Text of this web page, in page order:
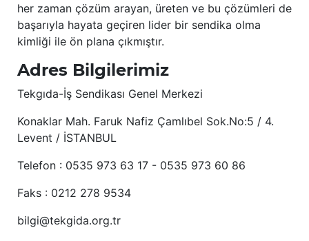
her zaman çözüm arayan, üreten ve bu çözümleri de
başarıyla hayata geçiren lider bir sendika olma
kimliği ile ön plana çıkmıştır.
Adres Bilgilerimiz
Tekgıda-İş Sendikası Genel Merkezi
Konaklar Mah. Faruk Nafiz Çamlıbel Sok.No:5 / 4.
Levent / İSTANBUL
Telefon : 0535 973 63 17 - 0535 973 60 86
Faks : 0212 278 9534
bilgi@tekgida.org.tr